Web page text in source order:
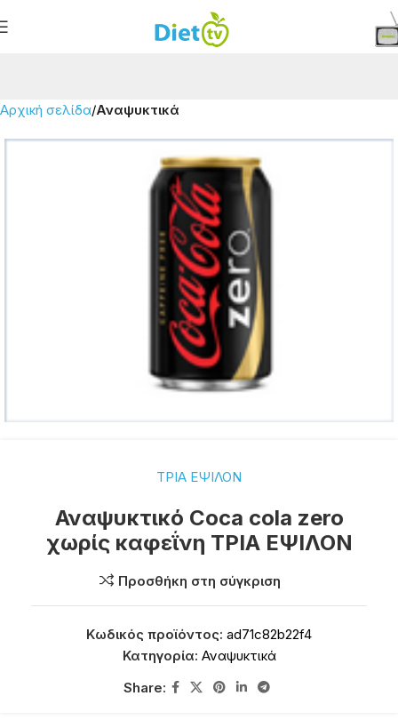
Αρχική σελίδα Αναψυκτικά
ΤΡΙΑ ΕΨΙΛΟΝ
Αναψυκτικό Coca cola zero
χωρίς καφεΐνη ΤΡΙΑ ΕΨΙΛΟΝ
Προσθήκη στη σύγκριση
Κωδικός προϊόντος: ad71c82b22f4
Κατηγορία: Αναψυκτικά
Share: